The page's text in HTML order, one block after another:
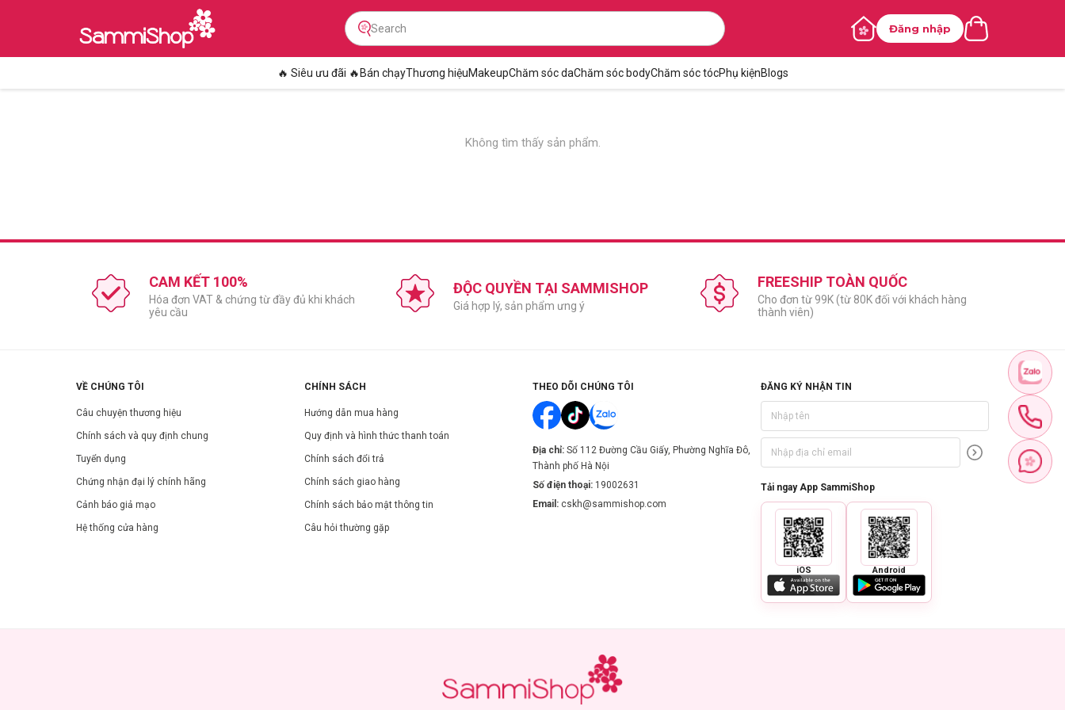
Đăng nhập
🔥 Siêu ưu đãi 🔥 Bán chạyThương hiệuMakeupChăm sóc daChăm sóc bodyChăm sóc tócPhụ kiệnBlogs
Không tìm thấy sản phẩm.
CAM KẾT 100%
Hóa đơn VAT & chứng từ đầy đủ khi khách
yêu cầu
ĐỘC QUYỀN TẠI SAMMISHOP
Giá hợp lý, sản phẩm ưng ý
FREESHIP TOÀN QUỐC
Cho đơn từ 99K (từ 80K đối với khách hàng
thành viên)
VỀ CHÚNG TÔI
Câu chuyện thương hiệu
Chính sách và quy định chung
Tuyển dụng
Chứng nhận đại lý chính hãng
Cảnh báo giả mạo
Hệ thống cửa hàng
CHÍNH SÁCH
Hướng dẫn mua hàng
Quy định và hình thức thanh toán
Chính sách đổi trả
Chính sách giao hàng
Chính sách bảo mật thông tin
Câu hỏi thường gặp
THEO DÕI CHÚNG TÔI
Địa chỉ: Số 112 Đường Cầu Giấy, Phường Nghĩa Đô,
Thành phố Hà Nội
Số điện thoại: 19002631
Email: cskh@sammishop.com
ĐĂNG KÝ NHẬN TIN
Tải ngay App SammiShop
iOS Android